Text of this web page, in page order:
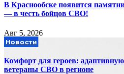
В Краснообске появится
— в честь бойцов СВО!
Авг 5, 2026
Новости
Комфорт для героев:
ветераны СВО в регионе